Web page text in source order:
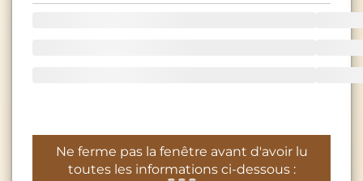
Ne ferme pas la fenêtre avant d'avoir lu
toutes les informations ci-dessous :